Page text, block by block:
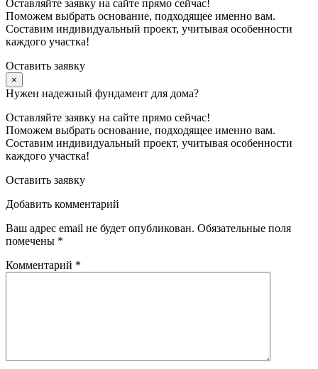
Оставляйте заявку на сайте прямо сейчас!
Поможем выбрать основание, подходящее именно вам.
Составим индивидуальный проект, учитывая особенности
каждого участка!
Оставить заявку
×
Нужен надежный фундамент для дома?
Оставляйте заявку на сайте прямо сейчас!
Поможем выбрать основание, подходящее именно вам.
Составим индивидуальный проект, учитывая особенности
каждого участка!
Оставить заявку
Добавить комментарий
Ваш адрес email не будет опубликован. Обязательные поля
помечены *
Комментарий *